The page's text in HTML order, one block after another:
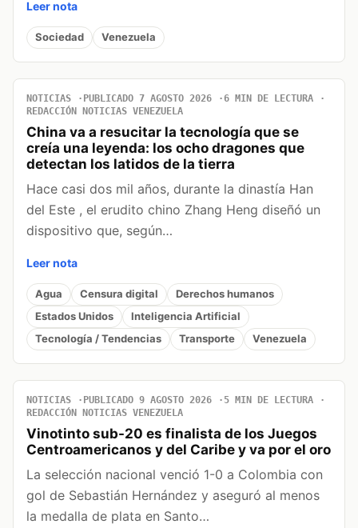
Leer nota
Sociedad Venezuela
NOTICIAS PUBLICADO 7 AGOSTO 2026
6 MIN DE LECTURA
REDACCIÓN NOTICIAS VENEZUELA
China va a resucitar la tecnología que se
creía una leyenda: los ocho dragones que
detectan los latidos de la tierra
Hace casi dos mil años, durante la dinastía Han
del Este , el erudito chino Zhang Heng diseñó un
dispositivo que, según…
Leer nota
Agua Censura digital
Derechos humanos
Estados Unidos
Inteligencia Artificial
Tecnología / Tendencias
Transporte Venezuela
NOTICIAS PUBLICADO 9 AGOSTO 2026
5 MIN DE LECTURA
REDACCIÓN NOTICIAS VENEZUELA
Vinotinto sub-20 es finalista de los Juegos
Centroamericanos y del Caribe y va por el oro
La selección nacional venció 1-0 a Colombia con
gol de Sebastián Hernández y aseguró al menos
la medalla de plata en Santo…